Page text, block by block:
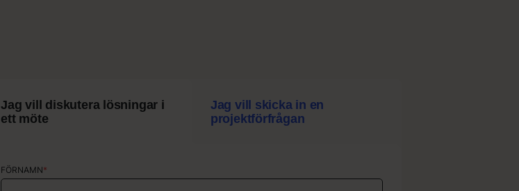
Jag vill diskutera lösningar i
ett möte
Jag vill skicka in en
projektförfrågan
FÖRNAMN*
FÖRNAMN*